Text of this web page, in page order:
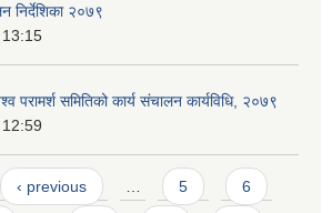
निर्देशिका २०७९
परामर्श समितिको कार्य संचालन कार्यविधि, २०७९
‹ previous 5 6